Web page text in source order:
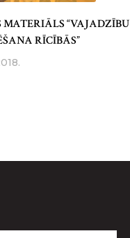
“VAJADZĪBU
RĪCĪBĀS”